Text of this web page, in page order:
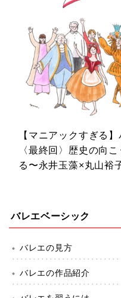
【マニアックすぎる
〈最終回〉歴史の向
る〜永井玉藻×丸山裕
バレエベーシック
バレエの見方
バレエの作品紹介